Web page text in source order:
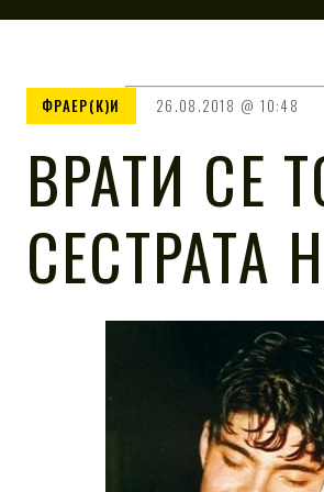
ФРАЕР(К)И 26.08.2018 10:48
ВРАТИ СЕ
СЕСТРАТА